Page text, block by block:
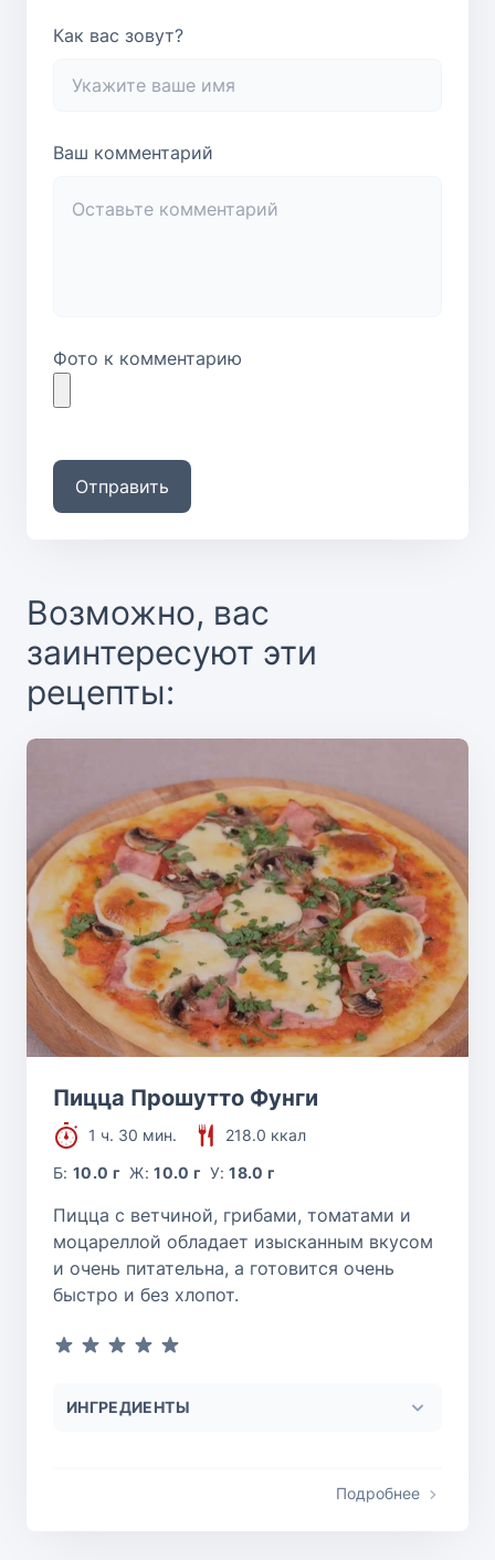
Как вас зовут?
Ваш комментарий
Фото к комментарию
Отправить
Возможно, вас
заинтересуют эти
рецепты:
Пицца Прошутто Фунги
1 ч. 30 мин.
218.0 ккал
Б:10.0 г Ж:10.0 г У:18.0 г
Пицца с ветчиной, грибами, томатами и
моцареллой обладает изысканным вкусом
и очень питательна, а готовится очень
быстро и без хлопот.
ИНГРЕДИЕНТЫ
Подробнее